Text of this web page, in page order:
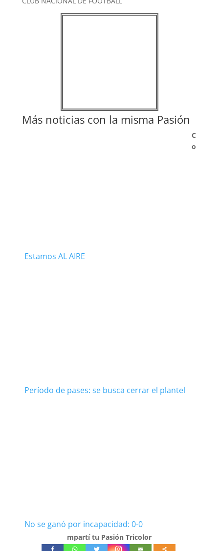
Más noticias con la misma Pasión
Estamos AL AIRE
Período de pases: se busca cerrar el plantel
No se ganó por incapacidad: 0-0
C
o
mpartí tu Pasión Tricolor